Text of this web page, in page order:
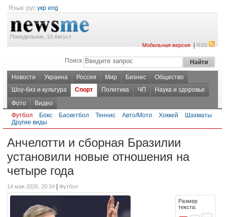
Язык: рус укр eng
Понедельник, 10 Август
Мобильная версия|RSS
Поиск
Новости Украина Россия Мир Бизнес
Общество
Шоу-биз и культура
Спорт Политика ЧП
Наука и здоровье
Фото
Видео
Футбол
Бокс Баскетбол Теннис Авто/Мото Хоккей
Шахматы
Другие виды
Анчелотти и сборная Бразилии
установили новые отношения на
четыре года
14 мая 2026, 20:34 Футбол
Размер
текста: